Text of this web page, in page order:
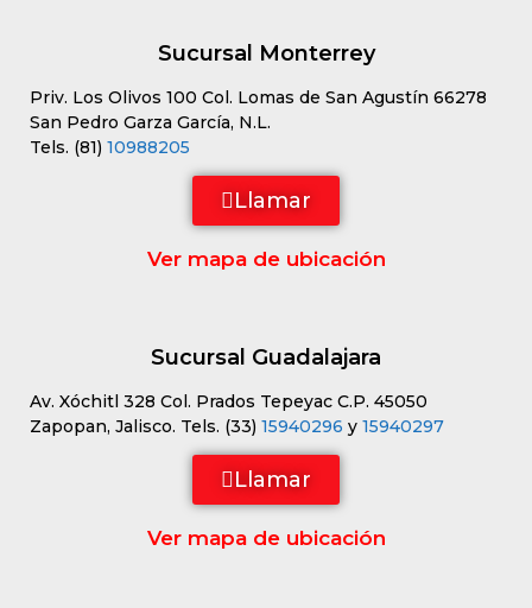
Sucursal Monterrey
Priv. Los Olivos 100 Col. Lomas de San Agustín 66278
San Pedro Garza García, N.L.
Tels. (81) 10988205
Llamar
Ver mapa de ubicación
Sucursal Guadalajara
Av. Xóchitl 328 Col. Prados Tepeyac C.P. 45050
Zapopan, Jalisco. Tels. (33) 15940296 y 15940297
Llamar
Ver mapa de ubicación